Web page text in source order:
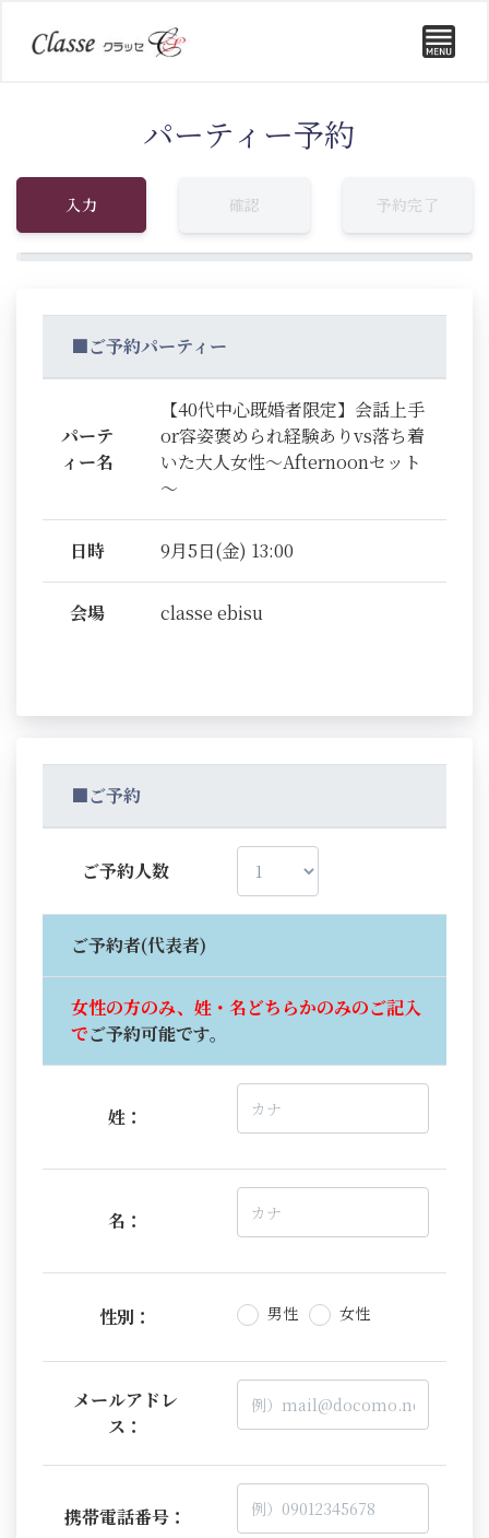
パーティー予約
入力 確認 予約完了
■ご予約パーティー
パーテ
ィー名
【40代中心既婚者限定】会話上手
or容姿褒められ経験ありvs落ち着
いた大人女性～Afternoonセット
～
日時 9月5日(金) 13:00
会場 classe ebisu
■ご予約
ご予約人数
ご予約者(代表者)
女性の方のみ、姓・名どちらかのみのご記入
でご予約可能です。
姓：
名：
性別： 男性 女性
メールアドレ
ス：
携帯電話番号：